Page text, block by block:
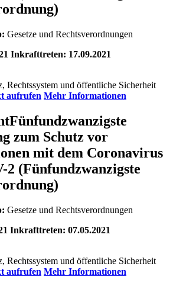
Gesetze und Rechtsverordnungen
Inkrafttreten: 17.09.2021
aufrufen Mehr Informationen
Fünfundzwanzigste
zum Schutz vor
mit dem Coronavirus
2 (Fünfundzwanzigste
Gesetze und Rechtsverordnungen
Inkrafttreten: 07.05.2021
aufrufen Mehr Informationen